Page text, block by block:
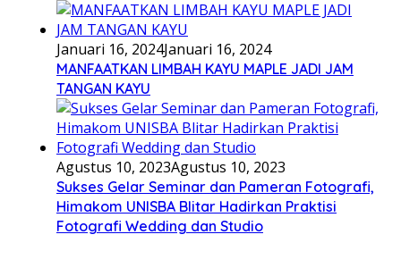
Januari 16, 2024Januari 16, 2024
MANFAATKAN LIMBAH KAYU MAPLE JADI JAM
TANGAN KAYU
Agustus 10, 2023Agustus 10, 2023
Sukses Gelar Seminar dan Pameran Fotografi,
Himakom UNISBA Blitar Hadirkan Praktisi
Fotografi Wedding dan Studio